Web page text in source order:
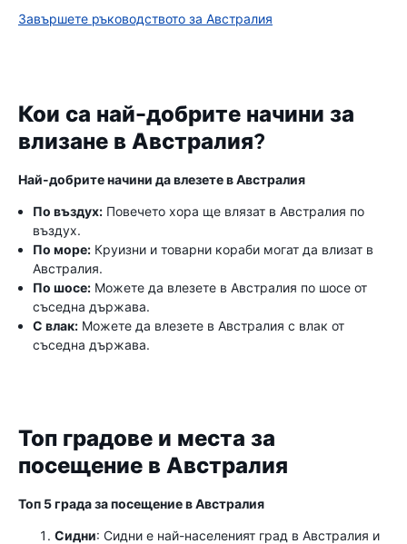
Завършете ръководството за Австралия
Кои са най-добрите начини за
влизане в Австралия?
Най-добрите начини да влезете в Австралия
По въздух: Повечето хора ще влязат в Австралия по
въздух.
По море: Круизни и товарни кораби могат да влизат в
Австралия.
По шосе: Можете да влезете в Австралия по шосе от
съседна държава.
С влак: Можете да влезете в Австралия с влак от
съседна държава.
Топ градове и места за
посещение в Австралия
Топ 5 града за посещение в Австралия
Сидни: Сидни е най-населеният град в Австралия и